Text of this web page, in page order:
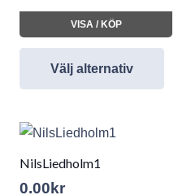
VISA / KÖP
Välj alternativ
NilsLiedholm1
0.00 kr